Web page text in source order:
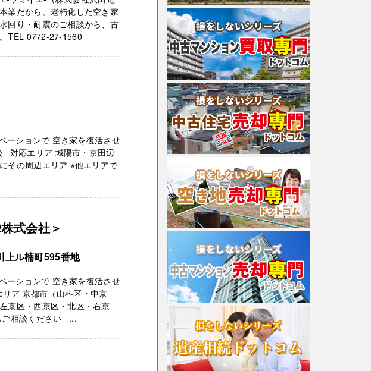
業だから、老朽化した空き家
回り・耐震のご相談から、古
TEL 0772-27-1560
ーションで 空き家を復活させ
応エリア 城陽市・京田辺
その周辺エリア ※他エリアで
式会社＞
上ル楠町595番地
ーションで 空き家を復活させ
ア 京都市（山科区・中京
京区・西京区・北区・右京
ご相談ください ...